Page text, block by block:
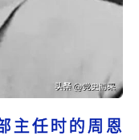
主任时的周恩